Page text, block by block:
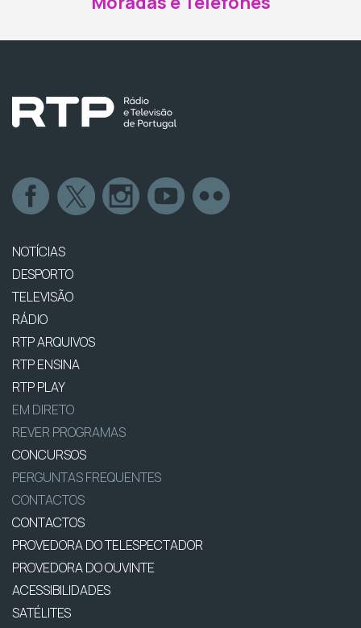
NOTÍCIAS
DESPORTO
TELEVISÃO
RÁDIO
RTP ARQUIVOS
RTP ENSINA
RTP PLAY
EM DIRETO
REVER PROGRAMAS
CONCURSOS
PERGUNTAS FREQUENTES
CONTACTOS
CONTACTOS
PROVEDORA DO TELESPECTADOR
PROVEDORA DO OUVINTE
ACESSIBILIDADES
SATÉLITES